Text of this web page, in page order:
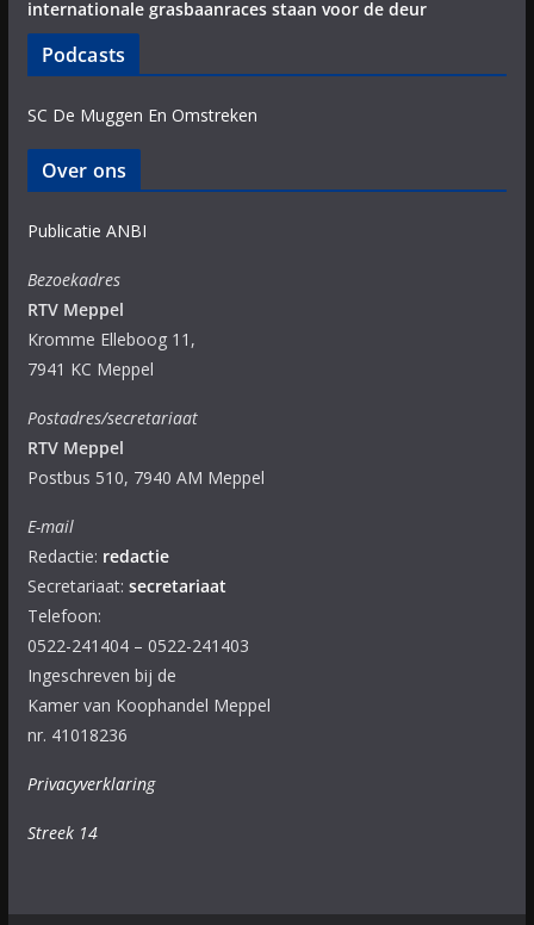
internationale grasbaanraces staan voor de deur
Podcasts
SC De Muggen En Omstreken
Over ons
Publicatie ANBI
Bezoekadres
RTV Meppel
Kromme Elleboog 11,
7941 KC Meppel
Postadres/secretariaat
RTV Meppel
Postbus 510, 7940 AM Meppel
E-mail
Redactie: redactie
Secretariaat: secretariaat
Telefoon:
0522-241404 – 0522-241403
Ingeschreven bij de
Kamer van Koophandel Meppel
nr. 41018236
Privacyverklaring
Streek 14